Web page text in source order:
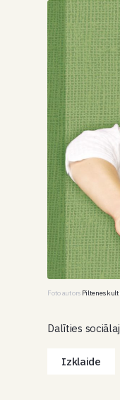
Foto autors Piltenes
Dalīties
Izklaide